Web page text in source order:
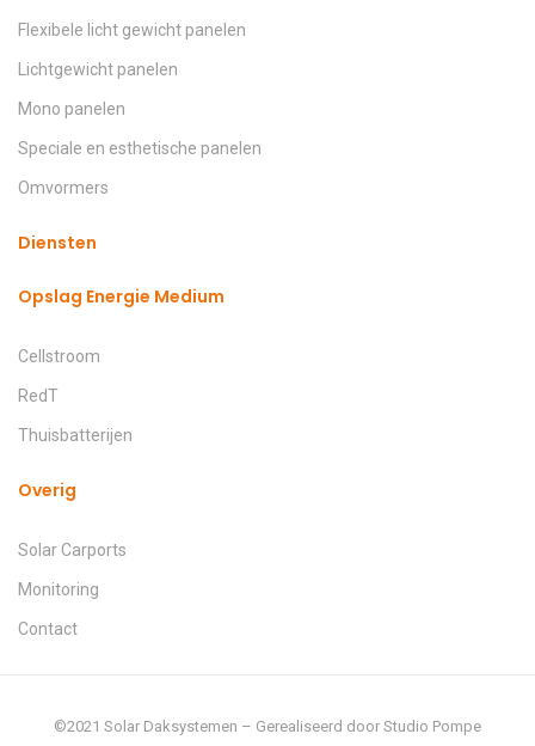
Flexibele licht gewicht panelen
Lichtgewicht panelen
Mono panelen
Speciale en esthetische panelen
Omvormers
Diensten
Opslag Energie Medium
Cellstroom
RedT
Thuisbatterijen
Overig
Solar Carports
Monitoring
Contact
©2021 Solar Daksystemen – Gerealiseerd door Studio Pompe